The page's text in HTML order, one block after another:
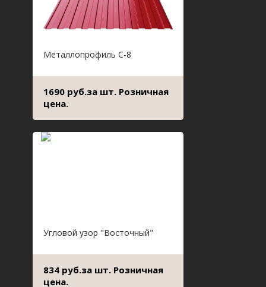
Металлопрофиль С-8
1690 руб.за шт. Розничная
цена.
Угловой узор "Восточный"
834 руб.за шт. Розничная
цена.